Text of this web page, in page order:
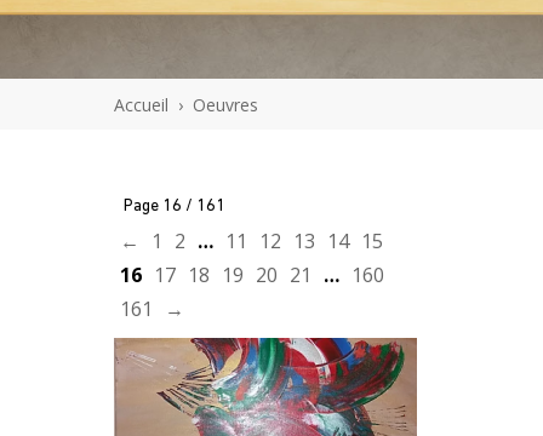
Accueil › Oeuvres
Page 16 / 161
← 1 2 … 11 12 13 14 15
16 17 18 19 20 21 … 160
161
→
En savoir plus